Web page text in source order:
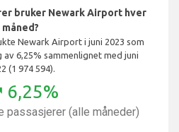
bruker Newark Airport hver
måned?
Newark Airport i juni 2023 som
6,25% sammenlignet med juni
(1 974 594).
6,25%
passasjerer (alle måneder)